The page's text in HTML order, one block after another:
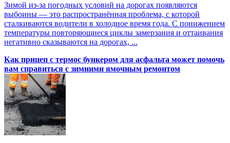
Зимой из-за погодных условий на дорогах появляются
выбоины — это распространённая проблема, с которой
сталкиваются водители в холодное время года. С понижением
температуры повторяющиеся циклы замерзания и оттаивания
негативно сказываются на дорогах, ...
Как прицеп с термоc бункером для асфальта может помочь
вам справиться с зимними ямочным ремонтом